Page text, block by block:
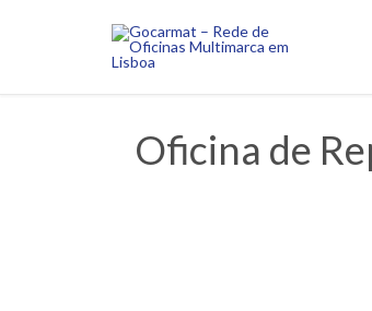
Oficina de